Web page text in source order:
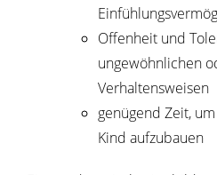
Offenheit und
ungewöhnlichen
Verhaltensweisen
genügend Zeit,
Kind aufzubauen